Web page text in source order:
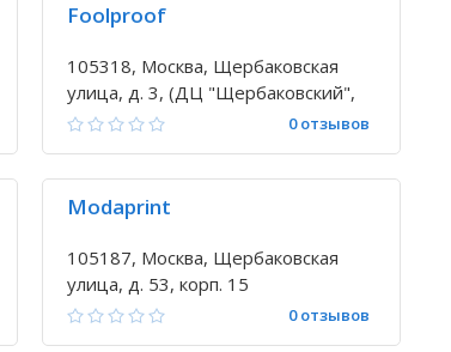
Foolproof
105318, Москва, Щербаковская
улица, д. 3, (ДЦ "Щербаковский",
оф. 1018)
0 отзывов
Modaprint
105187, Москва, Щербаковская
улица, д. 53, корп. 15
0 отзывов